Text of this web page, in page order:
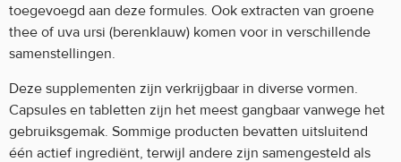
toegevoegd aan deze formules. Ook extracten van groene
thee of uva ursi (berenklauw) komen voor in verschillende
samenstellingen.
Deze supplementen zijn verkrijgbaar in diverse vormen.
Capsules en tabletten zijn het meest gangbaar vanwege het
gebruiksgemak. Sommige producten bevatten uitsluitend
één actief ingrediënt, terwijl andere zijn samengesteld als